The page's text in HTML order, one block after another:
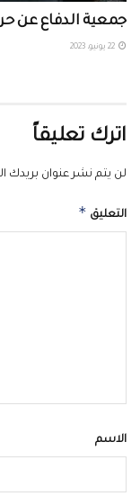
جمعية الدفاع عن
اترك تعليقاً
لن يتم نشر عنوان بريدك
التعليق *
الاسم